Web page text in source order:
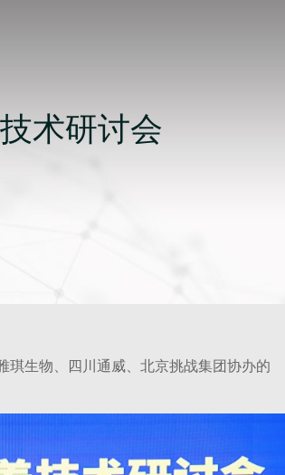
术研讨会
生物、四川通威、北京挑战集团协办的